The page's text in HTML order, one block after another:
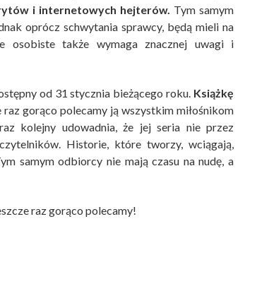
i internetowych hejterów. Tym samym
oprócz schwytania sprawcy, będą mieli na
osobiste także wymaga znacznej uwagi i
od 31 stycznia bieżącego roku. Książkę
raz gorąco polecamy ją wszystkim miłośnikom
kolejny udowadnia, że jej seria nie przez
Historie, które tworzy, wciągają,
samym odbiorcy nie mają czasu na nudę, a
raz gorąco polecamy!